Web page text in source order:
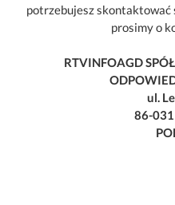
potrzebujesz skontaktować
prosimy o
RTVINFOAGD
ul.
86-